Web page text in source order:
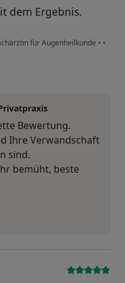
dem Ergebnis.
für Augenheilkunde • •
Bewertung.
Ihre Verwandschaft
sind.
bemüht, beste